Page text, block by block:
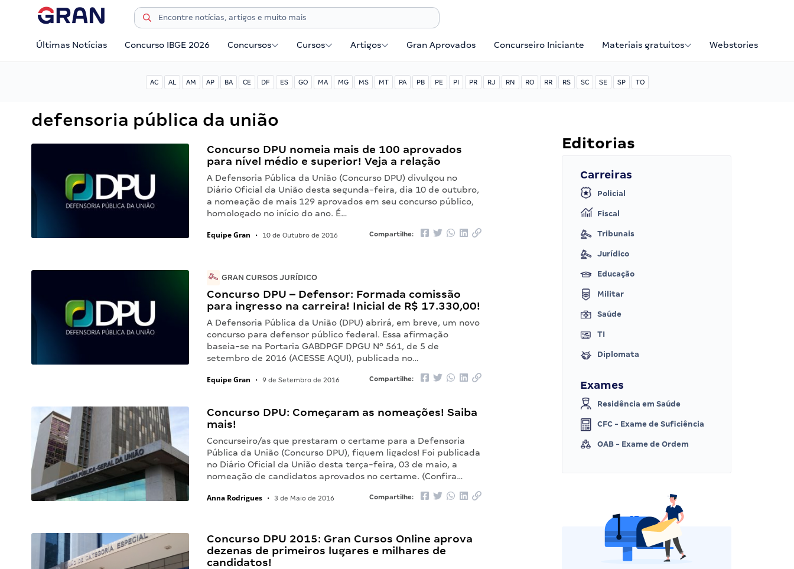
Últimas Notícias Concurso IBGE 2026 Concursos Cursos Artigos Gran Aprovados Concurseiro Iniciante Materiais gratuitos Webstories
AC AL AM AP BA CE DF ES GO MA MG MS MT PA PB PE PI PR RJ RN RO RR RS SC SE SP TO
defensoria pública da união
Concurso DPU nomeia mais de 100 aprovados
para nível médio e superior! Veja a relação
A Defensoria Pública da União (Concurso DPU) divulgou no
Diário Oficial da União desta segunda-feira, dia 10 de outubro,
a nomeação de mais 129 aprovados em seu concurso público,
homologado no início do ano. É…
Equipe Gran • 10 de Outubro de 2016 Compartilhe:
GRAN CURSOS JURÍDICO
Concurso DPU – Defensor: Formada comissão
para ingresso na carreira! Inicial de R$ 17.330,00!
A Defensoria Pública da União (DPU) abrirá, em breve, um novo
concurso para defensor público federal. Essa afirmação
baseia-se na Portaria GABDPGF DPGU Nº 561, de 5 de
setembro de 2016 (ACESSE AQUI), publicada no…
Equipe Gran • 9 de Setembro de 2016 Compartilhe:
Concurso DPU: Começaram as nomeações! Saiba
mais!
Concurseiro/as que prestaram o certame para a Defensoria
Pública da União (Concurso DPU), fiquem ligados! Foi publicada
no Diário Oficial da União desta terça-feira, 03 de maio, a
nomeação de candidatos aprovados no certame. (Confira…
Anna Rodrigues • 3 de Maio de 2016 Compartilhe:
Concurso DPU 2015: Gran Cursos Online aprova
dezenas de primeiros lugares e milhares de
candidatos!
Editorias
Carreiras
Policial
Fiscal
Tribunais
Jurídico
Educação
Militar
Saúde
TI
Diplomata
Exames
Residência em Saúde
CFC - Exame de Suficiência
OAB - Exame de Ordem